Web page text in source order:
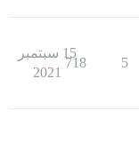
5
718
15 سبتمبر
2021